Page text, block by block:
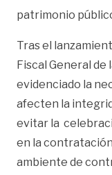
patrimonio
Tras el
Fiscal General de
evidenciado la
afecten la
evitar la
en la
ambiente de